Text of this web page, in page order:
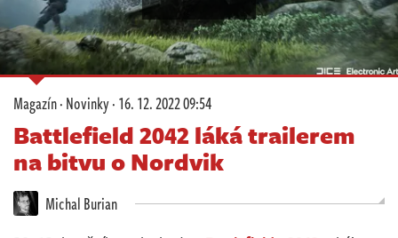
Databáze
Komunita
Redakce
Živě
Magazín·Novinky·16. 12. 2022 09:54
Battlefield 2042 láká trailerem
na bitvu o Nordvik
Michal Burian